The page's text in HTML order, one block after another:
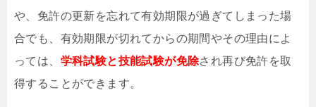
や、免許の更新を忘れて有効期限が過ぎてしまった場
合でも、有効期限が切れてからの期間やその理由によ
っては、 学科試験と技能試験が免除され再び免許を取
得することができます。